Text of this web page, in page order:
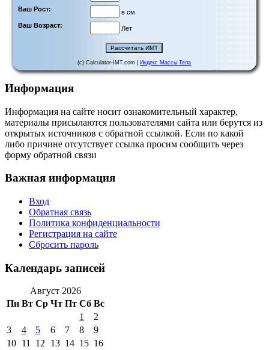
Ваш Рост:
в см
Ваш Возраст:
Лет
(c) Calculator-IMT.com | Индекс Массы Тела
Информация
Информация на сайте носит ознакомительный характер,
материалы присылаются пользователями сайта или берутся из
открытых источников с обратной ссылкой. Если по какой
либо причине отсутствует ссылка просим сообщить через
форму обратной связи
Важная информация
Вход
Обратная связь
Политика конфиденциальности
Регистрация на сайте
Сбросить пароль
Календарь записей
Август 2026
Пн Вт Ср Чт Пт Сб Вс
1
2
3
4 5 6 7 8
9
10 11 12 13 14 15 16